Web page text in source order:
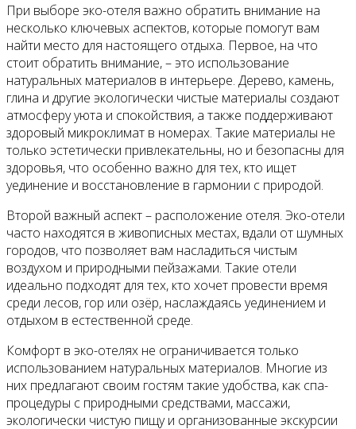
При выборе эко-отеля важно обратить внимание на
несколько ключевых аспектов, которые помогут вам
найти место для настоящего отдыха. Первое, на что
стоит обратить внимание, – это использование
натуральных материалов в интерьере. Дерево, камень,
глина и другие экологически чистые материалы создают
атмосферу уюта и спокойствия, а также поддерживают
здоровый микроклимат в номерах. Такие материалы не
только эстетически привлекательны, но и безопасны для
здоровья, что особенно важно для тех, кто ищет
уединение и восстановление в гармонии с природой.
Второй важный аспект – расположение отеля. Эко-отели
часто находятся в живописных местах, вдали от шумных
городов, что позволяет вам насладиться чистым
воздухом и природными пейзажами. Такие отели
идеально подходят для тех, кто хочет провести время
среди лесов, гор или озёр, наслаждаясь уединением и
отдыхом в естественной среде.
Комфорт в эко-отелях не ограничивается только
использованием натуральных материалов. Многие из
них предлагают своим гостям такие удобства, как спа-
процедуры с природными средствами, массажи,
экологически чистую пищу и организованные экскурсии